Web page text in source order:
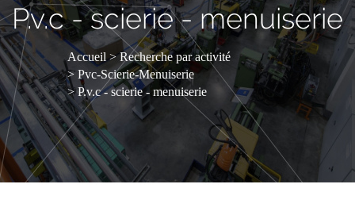
P.v.c - scierie - menuiserie
Accueil
Recherche par activité
Pvc-Scierie-Menuiserie
P.v.c - scierie - menuiserie